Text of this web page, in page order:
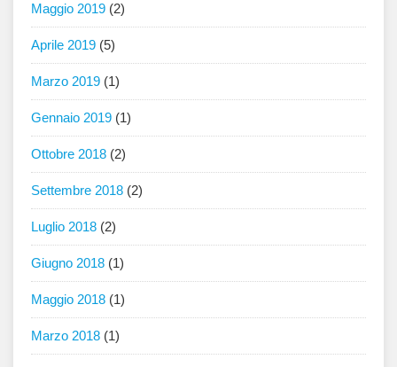
Maggio 2019 (2)
Aprile 2019 (5)
Marzo 2019 (1)
Gennaio 2019 (1)
Ottobre 2018 (2)
Settembre 2018 (2)
Luglio 2018 (2)
Giugno 2018 (1)
Maggio 2018 (1)
Marzo 2018 (1)